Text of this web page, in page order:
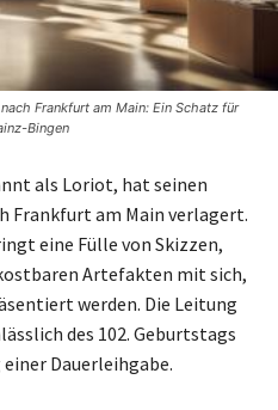
Frankfurt am Main: Ein Schatz für
Bingen
als Loriot, hat seinen
Frankfurt am Main verlagert.
eine Fülle von Skizzen,
Artefakten mit sich,
werden. Die Leitung
des 102. Geburtstags
Dauerleihgabe.